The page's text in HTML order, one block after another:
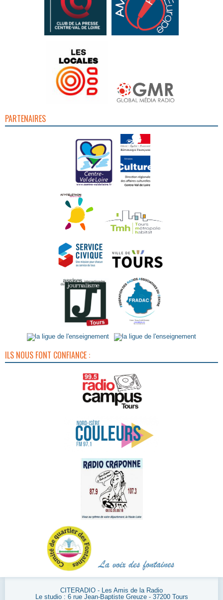
PARTENAIRES
ILS NOUS FONT CONFIANCE :
CITERADIO - Les Amis de la Radio
Le studio : 6 rue Jean-Baptiste Greuze - 37200 Tours